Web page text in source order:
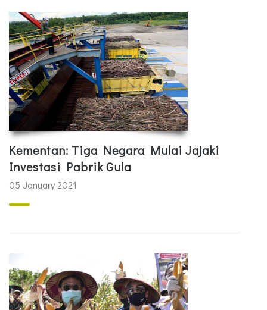
Kementan: Tiga Negara Mulai Jajaki
Investasi Pabrik Gula
05 January 2021